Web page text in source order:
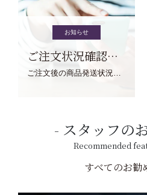
お知らせ
ご注文状況確認について
ご注文後の商品発送状況については、こちらからご確認くださいませ。
スタッフの
Recommended
すべてのお勧